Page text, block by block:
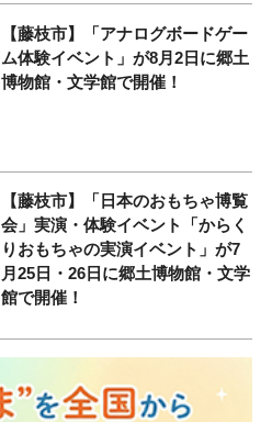
【藤枝市】「アナログボードゲー
ム体験イベント」が8月2日に郷土
博物館・文学館で開催！
【藤枝市】「日本のおもちゃ博覧
会」実演・体験イベント「からく
りおもちゃの実演イベント」が7
月25日・26日に郷土博物館・文学
館で開催！